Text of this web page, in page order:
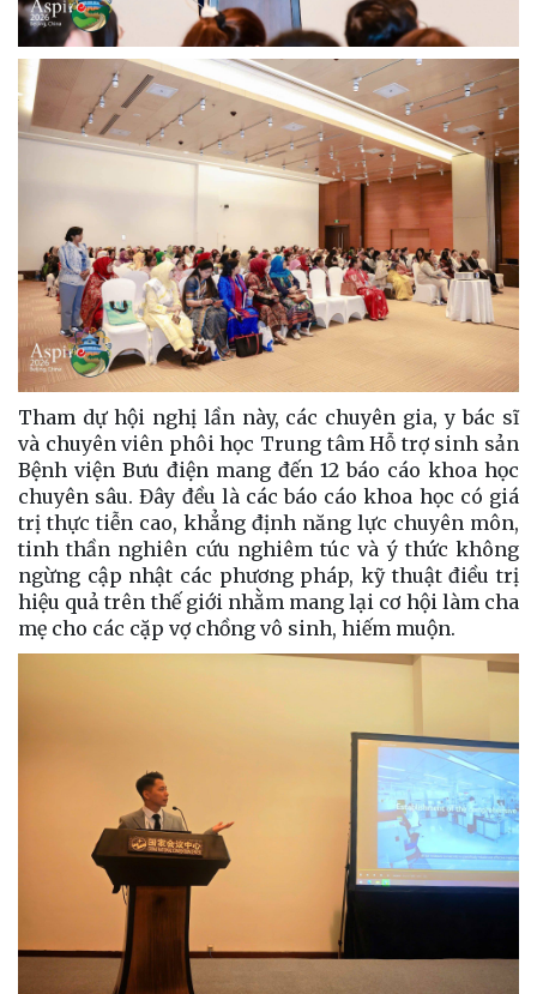
Tham dự hội nghị lần này, các chuyên gia, y bác sĩ
và chuyên viên phôi học Trung tâm Hỗ trợ sinh sản
Bệnh viện Bưu điện mang đến 12 báo cáo khoa học
chuyên sâu. Đây đều là các báo cáo khoa học có giá
trị thực tiễn cao, khẳng định năng lực chuyên môn,
tinh thần nghiên cứu nghiêm túc và ý thức không
ngừng cập nhật các phương pháp, kỹ thuật điều trị
hiệu quả trên thế giới nhằm mang lại cơ hội làm cha
mẹ cho các cặp vợ chồng vô sinh, hiếm muộn.